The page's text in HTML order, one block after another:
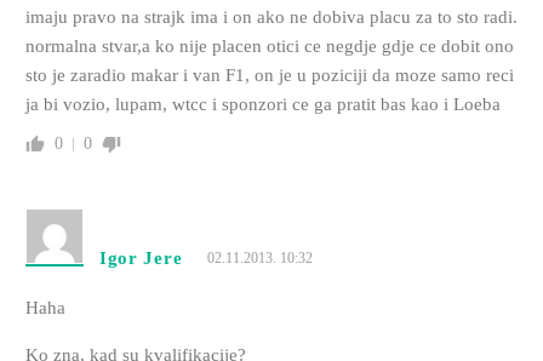
imaju pravo na strajk ima i on ako ne dobiva placu za to sto radi.
normalna stvar,a ko nije placen otici ce negdje gdje ce dobit ono
sto je zaradio makar i van F1, on je u poziciji da moze samo reci
ja bi vozio, lupam, wtcc i sponzori ce ga pratit bas kao i Loeba
0 0
Igor Jere 02.11.2013. 10:32
Haha
Ko zna, kad su kvalifikacije?